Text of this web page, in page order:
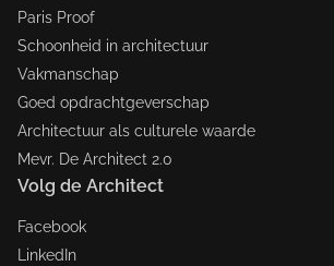
Paris Proof
Schoonheid in architectuur
Vakmanschap
Goed opdrachtgeverschap
Architectuur als culturele waarde
Mevr. De Architect 2.0
Volg de Architect
Facebook
LinkedIn